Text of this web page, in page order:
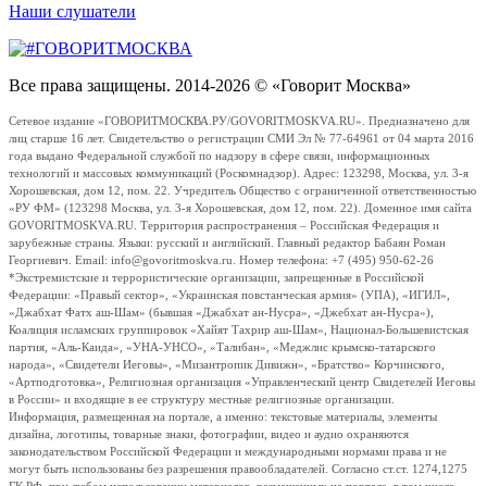
Наши слушатели
Все права защищены. 2014-2026 © «Говорит Москва»
Сетевое издание «ГОВОРИТМОСКВА.РУ/GOVORITMOSKVA.RU». Предназначено для
лиц старше 16 лет. Свидетельство о регистрации СМИ Эл № 77-64961 от 04 марта 2016
года выдано Федеральной службой по надзору в сфере связи, информационных
технологий и массовых коммуникаций (Роскомнадзор). Адрес: 123298, Москва, ул. 3-я
Хорошевская, дом 12, пом. 22. Учредитель Общество с ограниченной ответственностью
«РУ ФМ» (123298 Москва, ул. 3-я Хорошевская, дом 12, пом. 22). Доменное имя сайта
GOVORITMOSKVA.RU. Территория распространения – Российская Федерация и
зарубежные страны. Языки: русский и английский. Главный редактор Бабаян Роман
Георгиевич. Email: info@govoritmoskva.ru. Номер телефона: +7 (495) 950-62-26
*Экстремистские и террористические организации, запрещенные в Российской
Федерации: «Правый сектор», «Украинская повстанческая армия» (УПА), «ИГИЛ»,
«Джабхат Фатх аш-Шам» (бывшая «Джабхат ан-Нусра», «Джебхат ан-Нусра»),
Коалиция исламских группировок «Хайят Тахрир аш-Шам», Национал-Большевистская
партия, «Аль-Каида», «УНА-УНСО», «Талибан», «Меджлис крымско-татарского
народа», «Свидетели Иеговы», «Мизантропик Дивижн», «Братство» Корчинского,
«Артподготовка», Религиозная организация «Управленческий центр Свидетелей Иеговы
в России» и входящие в ее структуру местные религиозные организации.
Информация, размещенная на портале, а именно: текстовые материалы, элементы
дизайна, логотипы, товарные знаки, фотографии, видео и аудио охраняются
законодательством Российской Федерации и международными нормами права и не
могут быть использованы без разрешения правообладателей. Согласно ст.ст. 1274,1275